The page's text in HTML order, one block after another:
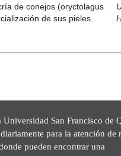
de conejos (oryctolagus
de sus pieles
San Francisco de
para la atención de
pueden encontrar una